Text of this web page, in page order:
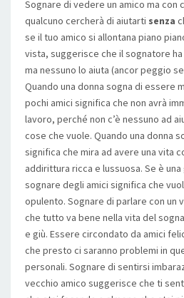
Sognare di vedere un amico ma con
qualcuno cercherà di aiutarti senza
se il tuo amico si allontana piano
vista, suggerisce che il sognatore
ma nessuno lo aiuta (ancor peggio
Quando una donna sogna di essere
pochi amici significa che non avrà
lavoro, perché non c’è nessuno ad
cose che vuole. Quando una donna
significa che mira ad avere una vita
addirittura ricca e lussuosa. Se è
sognare degli amici significa che
opulento. Sognare di parlare con un
che tutto va bene nella vita del
e giù. Essere circondato da amici
che presto ci saranno problemi in
personali. Sognare di sentirsi
vecchio amico suggerisce che ti